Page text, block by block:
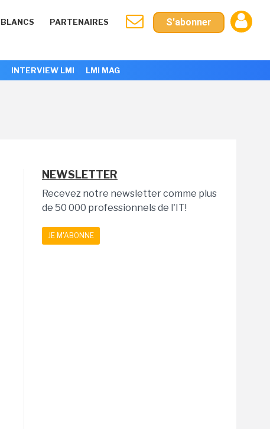
PARTENAIRES S'abonner
INTERVIEW LMI LMI MAG
NEWSLETTER
Recevez notre newsletter comme plus
de 50 000 professionnels de l'IT!
JE M'ABONNE